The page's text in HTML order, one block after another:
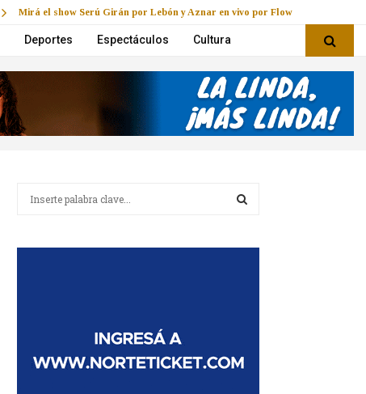
Mirá el show Serú Girán por Lebón y Aznar en vivo por Flow
Deportes Espectáculos Cultura
A